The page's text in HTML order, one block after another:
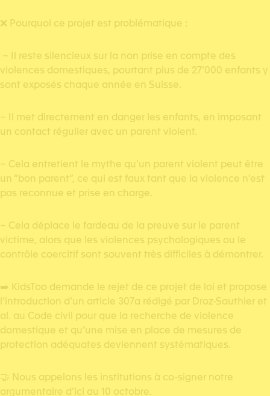
❌ Pourquoi ce projet est problématique :
– Il reste silencieux sur la non prise en compte des
violences domestiques, pourtant plus de 27’000 enfants y
sont exposés chaque année en Suisse.
– Il met directement en danger les enfants, en imposant
un contact régulier avec un parent violent.
– Cela entretient le mythe qu’un parent violent peut être
un “bon parent”, ce qui est faux tant que la violence n’est
pas reconnue et prise en charge.
– Cela déplace le fardeau de la preuve sur le parent
victime, alors que les violences psychologiques ou le
contrôle coercitif sont souvent très difficiles à démontrer.
➡️ KidsToo demande le rejet de ce projet de loi et propose
l’introduction d’un article 307a rédigé par Droz-Sauthier et
al. au Code civil pour que la recherche de violence
domestique et qu’une mise en place de mesures de
protection adéquates deviennent systématiques.
🤝 Nous appelons les institutions à co-signer notre
argumentaire d’ici au 10 octobre.